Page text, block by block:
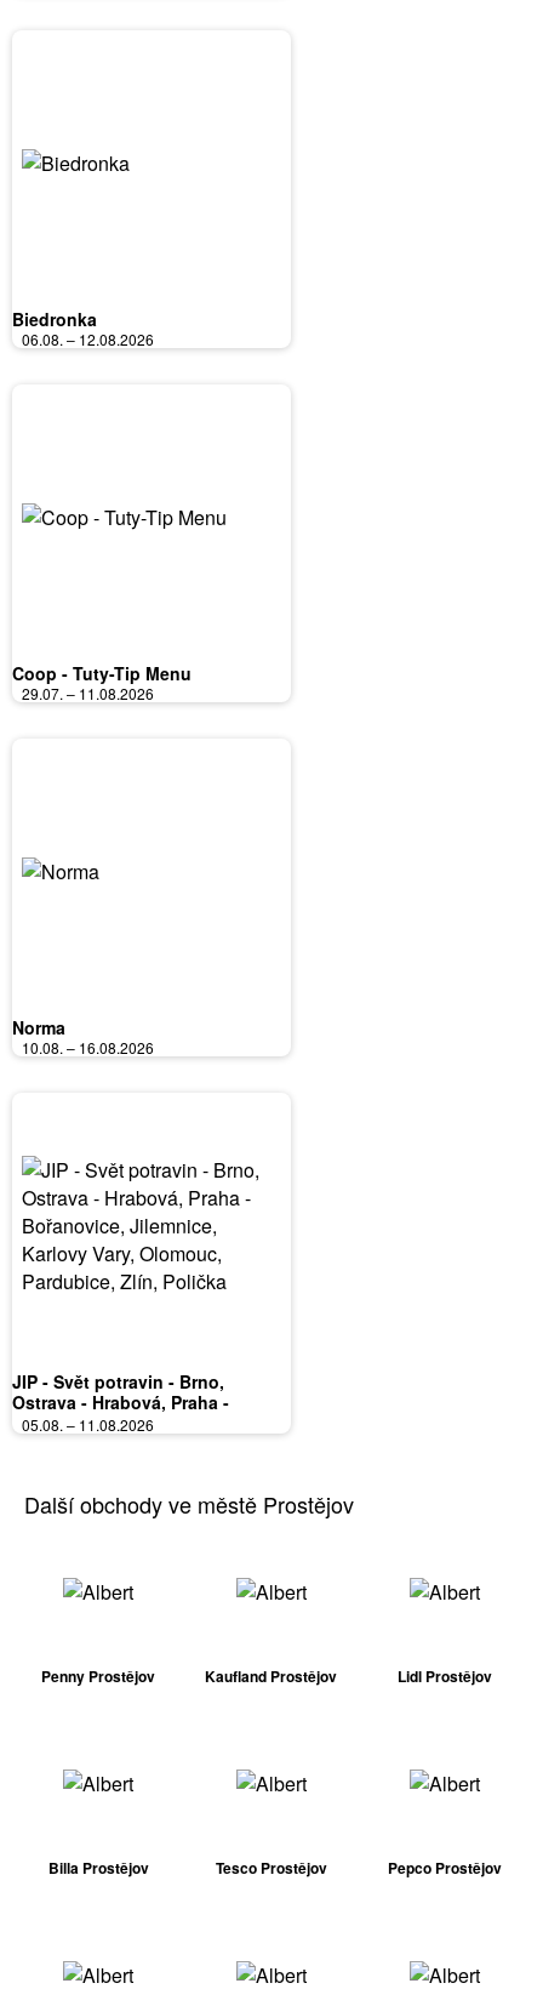
Biedronka
06.08. – 12.08.2026
Coop - Tuty-Tip Menu
29.07. – 11.08.2026
Norma
10.08. – 16.08.2026
JIP - Svět potravin - Brno,
Ostrava - Hrabová, Praha -
Bořanovice, Jilemnice, Karlovy
Vary, Olomouc, Pardubice, Zlín,
05.08. – 11.08.2026
Další obchody ve městě Prostějov
Penny Prostějov Kaufland Prostějov Lidl Prostějov
Billa Prostějov Tesco Prostějov Pepco Prostějov